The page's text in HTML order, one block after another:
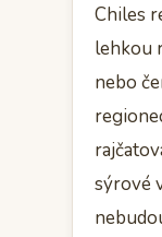
Chiles
lehkou
nebo
sýrové